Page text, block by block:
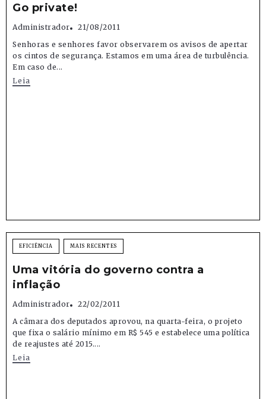
Go private!
Administrador
21/08/2011
Senhoras e senhores favor observarem os avisos de apertar
os cintos de segurança. Estamos em uma área de turbulência.
Em caso de...
Leia
EFICIÊNCIA MAIS RECENTES
Uma vitória do governo contra a
inflação
Administrador
22/02/2011
A câmara dos deputados aprovou, na quarta-feira, o projeto
que fixa o salário mínimo em R$ 545 e estabelece uma política
de reajustes até 2015....
Leia